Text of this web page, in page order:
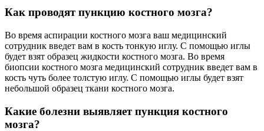
Как проводят пункцию костного мозга?
Во время аспирации костного мозга ваш медицинский
сотрудник введет вам в кость тонкую иглу. С помощью иглы
будет взят образец жидкости костного мозга. Во время
биопсии костного мозга медицинский сотрудник введет вам в
кость чуть более толстую иглу. С помощью иглы будет взят
небольшой образец ткани костного мозга.
Какие болезни выявляет пункция костного
мозга?